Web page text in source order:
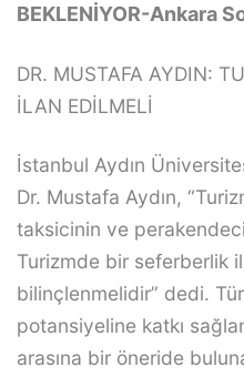
BEKLENİYOR-Ankara
DR. MUSTAFA AYDIN:
İLAN EDİLMELİ
İstanbul Aydın
Dr. Mustafa Aydın,
taksicinin ve
Turizmde bir seferberlik
bilinçlenmelidir” dedi.
potansiyeline katkı
arasına bir öneride